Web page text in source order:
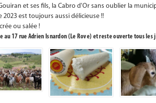
et ses fils, la Cabro d'Or sans oublier la
2023 est toujours aussi délicieuse !!
ou salée !
au 17 rue Adrien Isnardon (Le Rove) et reste ouverte tous les